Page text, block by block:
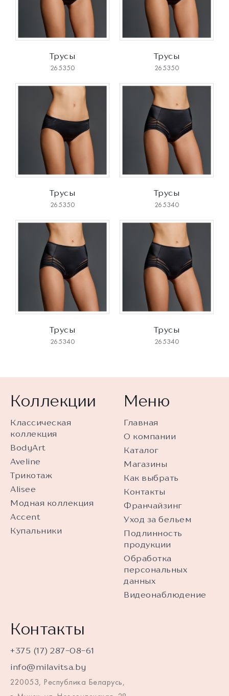
Трусы
265350
Трусы
265350
Трусы
265350
Трусы
265340
Трусы
265340
Трусы
265340
Коллекции
Классическая
коллекция
BodyArt
Aveline
Трикотаж
Alisee
Модная коллекция
Accent
Купальники
Меню
Главная
О компании
Каталог
Магазины
Как выбрать
Контакты
Франчайзинг
Уход за бельем
Подлинность
продукции
Обработка
персональных
данных
Видеонаблюдение
Контакты
+375 (17) 287-08-61
info@milavitsa.by
220053, Республика Беларусь,